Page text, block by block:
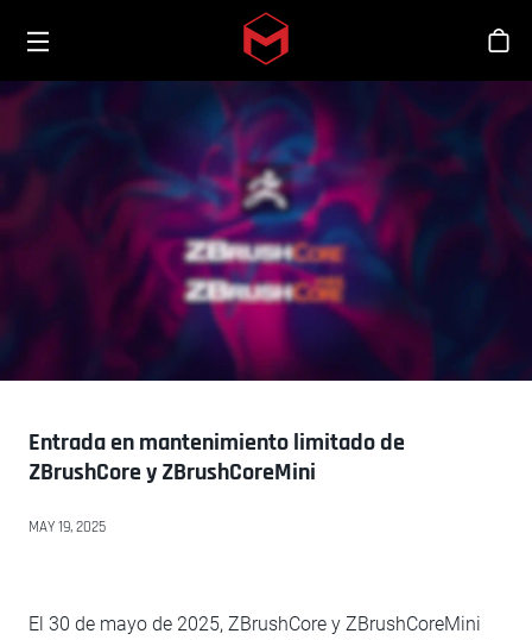
Skip to main content
Entrada en mantenimiento limitado de
ZBrushCore y ZBrushCoreMini
MAY 19, 2025
El 30 de mayo de 2025, ZBrushCore y ZBrushCoreMini